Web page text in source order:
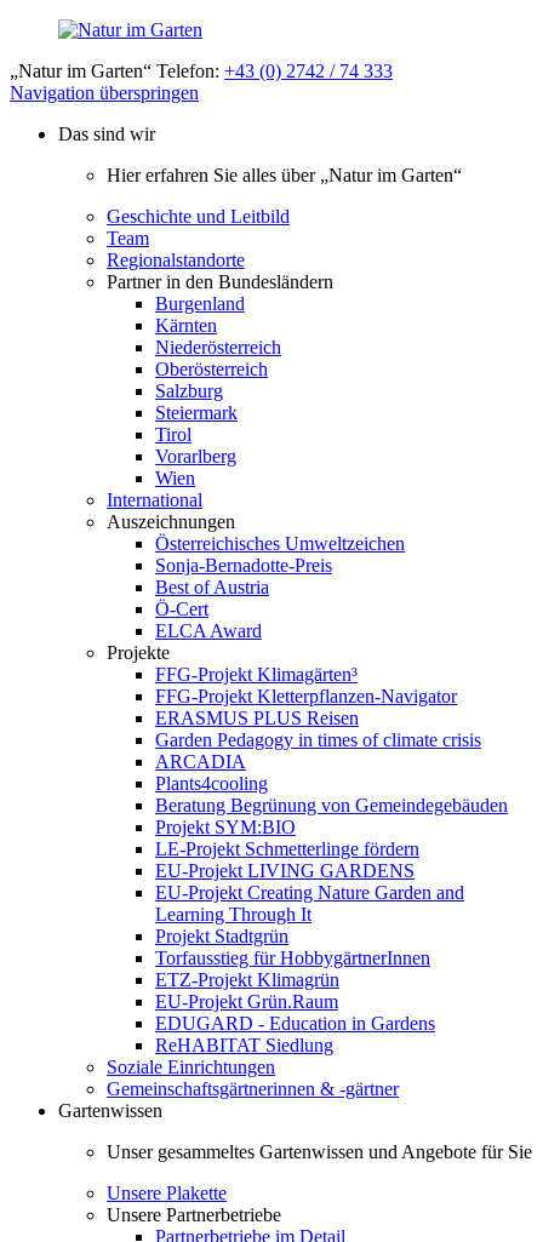
„Natur im Garten“ Telefon: +43 (0) 2742 / 74 333
Navigation überspringen
Das sind wir
Hier erfahren Sie alles über „Natur im Garten“
Geschichte und Leitbild
Team
Regionalstandorte
Partner in den Bundesländern
Burgenland
Kärnten
Niederösterreich
Oberösterreich
Salzburg
Steiermark
Tirol
Vorarlberg
Wien
International
Auszeichnungen
Österreichisches Umweltzeichen
Sonja-Bernadotte-Preis
Best of Austria
Ö-Cert
ELCA Award
Projekte
FFG-Projekt Klimagärten³
FFG-Projekt Kletterpflanzen-Navigator
ERASMUS PLUS Reisen
Garden Pedagogy in times of climate crisis
ARCADIA
Plants4cooling
Beratung Begrünung von Gemeindegebäuden
Projekt SYM:BIO
LE-Projekt Schmetterlinge fördern
EU-Projekt LIVING GARDENS
EU-Projekt Creating Nature Garden and
Learning Through It
Projekt Stadtgrün
Torfausstieg für HobbygärtnerInnen
ETZ-Projekt Klimagrün
EU-Projekt Grün.Raum
EDUGARD - Education in Gardens
ReHABITAT Siedlung
Soziale Einrichtungen
Gemeinschaftsgärtnerinnen & -gärtner
Gartenwissen
Unser gesammeltes Gartenwissen und Angebote für Sie
Unsere Plakette
Unsere Partnerbetriebe
Partnerbetriebe im Detail